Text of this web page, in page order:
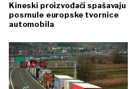
Kineski proizvođači spašavaju
posrnule europske tvornice
automobila